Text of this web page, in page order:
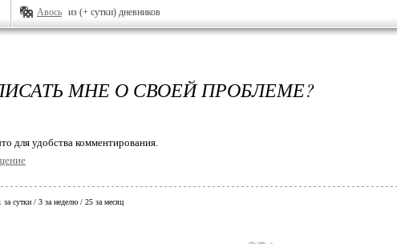
Авось из (+ сутки) дневников
МНЕ О СВОЕЙ ПРОБЛЕМЕ?
для удобства комментирования.
за сутки / 3 за неделю / 25 за месяц